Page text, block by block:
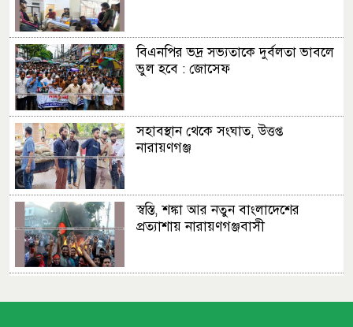
বিএনপির ভদ্র সভ্যতাকে দুর্বলতা ভাবলে
ভুল হবে : জোসেফ
সহাবস্থান থেকে সংঘাত, উত্তপ্ত
নারায়ণগঞ্জ
স্বস্তি, শঙ্কা আর নতুন বাংলাদেশের
প্রত্যাশায় নারায়ণগঞ্জবাসী
যেভাবে